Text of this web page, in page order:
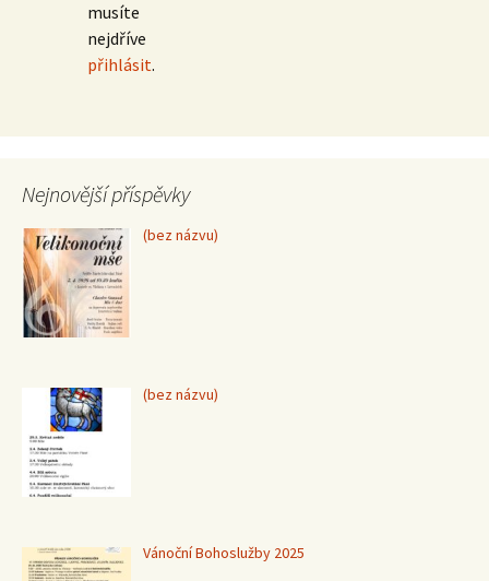
musíte
nejdříve
přihlásit.
Nejnovější příspěvky
(bez názvu)Příspěvek
(bez názvu)Příspěvek
Vánoční Bohoslužby 2025